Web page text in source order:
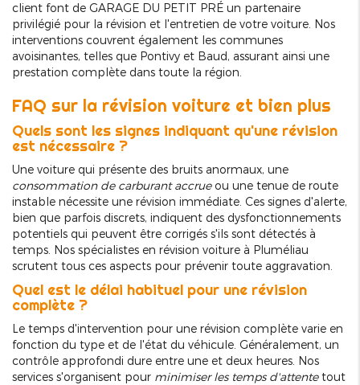
client font de GARAGE DU PETIT PRÉ un partenaire
privilégié pour la révision et l'entretien de votre voiture. Nos
interventions couvrent également les communes
avoisinantes, telles que Pontivy et Baud, assurant ainsi une
prestation complète dans toute la région.
FAQ sur la révision voiture et bien plus
Quels sont les signes indiquant qu'une révision
est nécessaire ?
Une voiture qui présente des bruits anormaux, une
consommation de carburant accrueou une tenue de route
instable nécessite une révision immédiate. Ces signes d'alerte,
bien que parfois discrets, indiquent des dysfonctionnements
potentiels qui peuvent être corrigés s'ils sont détectés à
temps. Nos spécialistes en révision voiture à Pluméliau
scrutent tous ces aspects pour prévenir toute aggravation.
Quel est le délai habituel pour une révision
complète ?
Le temps d'intervention pour une révision complète varie en
fonction du type et de l'état du véhicule. Généralement, un
contrôle approfondi dure entre une et deux heures. Nos
services s'organisent pour minimiser les temps d'attentetout